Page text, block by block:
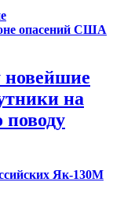
новейшие
на